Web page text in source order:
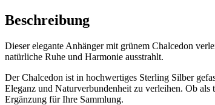
Beschreibung
Dieser elegante Anhänger mit grünem Chalcedon
natürliche Ruhe und Harmonie ausstrahlt.
Der Chalcedon ist in hochwertiges Sterling Silber
Eleganz und Naturverbundenheit zu verleihen. Ob
Ergänzung für Ihre Sammlung.